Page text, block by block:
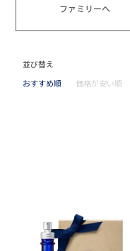
ファミリーへ
並び替え
おすすめ順
価格が安い順